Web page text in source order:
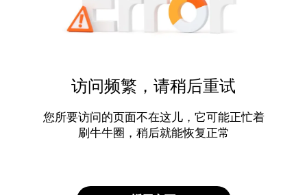
访问频繁，请稍后重试
您所要访问的页面不在这儿，它可能正忙着
刷牛牛圈，稍后就能恢复正常